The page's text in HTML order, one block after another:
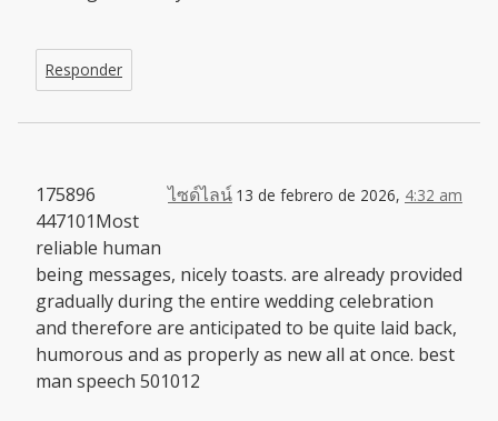
Responder
ไซด์ไลน์ 13 de febrero de 2026, 4:32 am
175896
447101Most
reliable human
being messages, nicely toasts. are already provided
gradually during the entire wedding celebration
and therefore are anticipated to be quite laid back,
humorous and as properly as new all at once. best
man speech 501012